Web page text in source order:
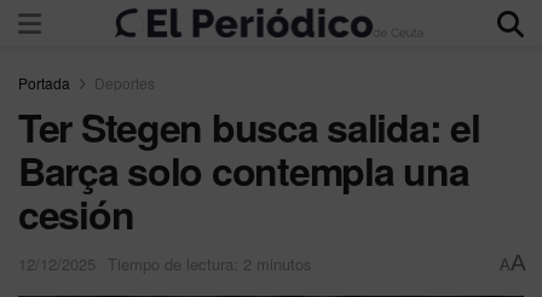
Portada Deportes
Ter Stegen busca salida: el
Barça solo contempla una
cesión
12/12/2025 Tiempo de lectura: 2 minutos AA